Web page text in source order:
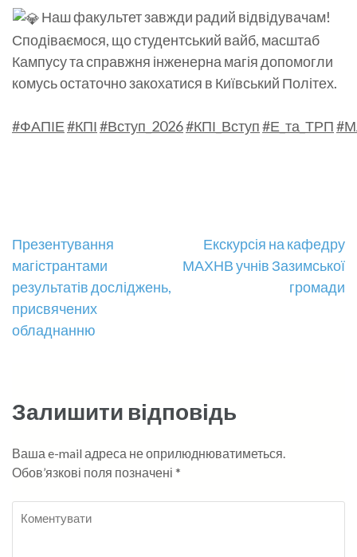
Наш факультет завжди радий відвідувачам!
Сподіваємося, що студентський вайб, масштаб
Кампусу та справжня інженерна магія допомогли
комусь остаточно закохатися в Київський Політех.
#ФАПІЕ#КПІ#Вступ_2026#КПІ_Вступ#Е_та_ТРП
Навігація
записів
Презентування
магістрантами
результатів досліджень,
присвячених
обладнанню
Екскурсія на кафедру
МАХНВ учнів Зазимської
громади
Залишити відповідь
Ваша e-mail адреса не оприлюднюватиметься.
Обов’язкові поля позначені *